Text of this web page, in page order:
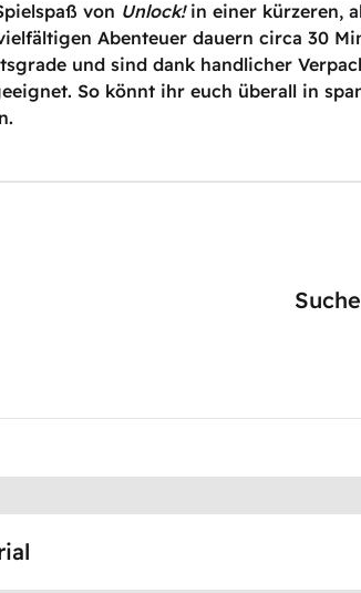
von Unlock!in einer kürzeren,
Abenteuer dauern circa 30
und sind dank handlicher
So könnt ihr euch überall in